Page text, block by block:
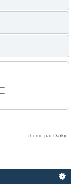
thème par Darky